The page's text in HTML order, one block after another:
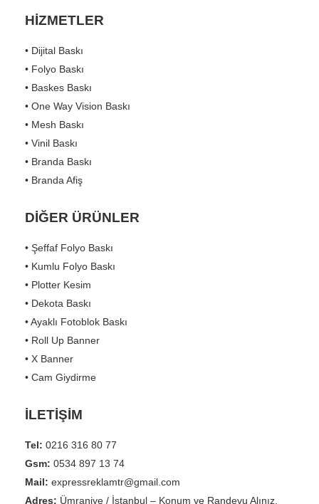
HİZMETLER
• Dijital Baskı
• Folyo Baskı
• Baskes Baskı
• One Way Vision Baskı
• Mesh Baskı
• Vinil Baskı
• Branda Baskı
• Branda Afiş
DİĞER ÜRÜNLER
• Şeffaf Folyo Baskı
• Kumlu Folyo Baskı
• Plotter Kesim
• Dekota Baskı
• Ayaklı Fotoblok Baskı
• Roll Up Banner
• X Banner
• Cam Giydirme
İLETİŞİM
Tel: 0216 316 80 77
Gsm: 0534 897 13 74
Mail: expressreklamtr@gmail.com
Adres: Ümraniye / İstanbul – Konum ve Randevu Alınız.